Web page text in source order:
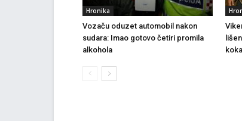
Hronika
Vozaču oduzet automobil nakon
sudara: Imao gotovo četiri promila
alkohola